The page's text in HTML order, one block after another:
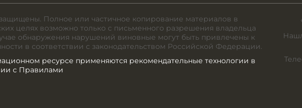
Полное или частичное копирование материалов в
целях возможно только с письменного разрешения владельца
обнаружения нарушений виновные могут быть привлечены к
в соответствии с законодательством Российской Федерации.
ресурсе применяются рекомендательные технологии в
с Правилами